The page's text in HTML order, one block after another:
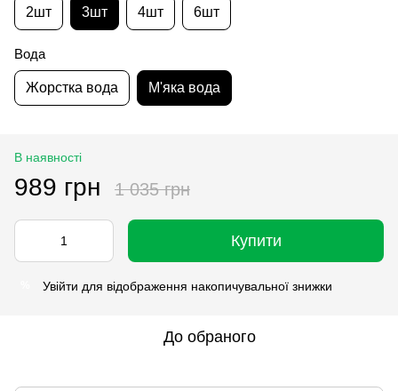
2шт 3шт 4шт 6шт
Вода
Жорстка вода М'яка вода
В наявності
989 грн 1 035 грн
Купити
Увійти для відображення накопичувальної знижки
До обраного